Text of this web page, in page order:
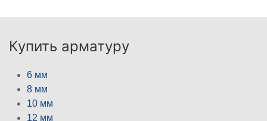
Купить арматуру
6 мм
8 мм
10 мм
12 мм